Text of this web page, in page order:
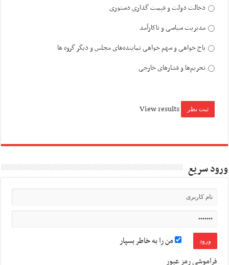
دخالت دولت و قیمت گذاری دستوری
مدیریت سیاسی و ناکارآمد
باج خواهی و سهم خواهی نماینده‌های مجلس و دیگر گروه ها
تحریم‌ها و فشارهای خارجی
View results
ورود سریع
من را به خاطر بسپار
فراموشی رمز عبور